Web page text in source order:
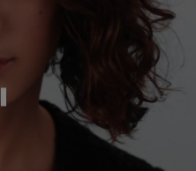
Pause this video